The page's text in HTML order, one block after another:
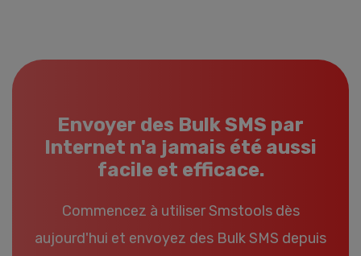
Envoyer des Bulk SMS par
Internet n'a jamais été aussi
facile et efficace.
Commencez à utiliser Smstools dès
aujourd'hui et envoyez des Bulk SMS depuis